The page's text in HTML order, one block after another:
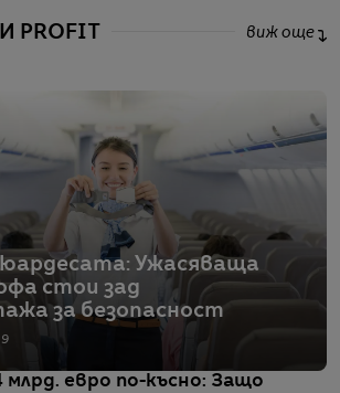
PROFIT виж още
Ужасяваща
стои зад
за безопасност
млрд. евро по-късно: Защо